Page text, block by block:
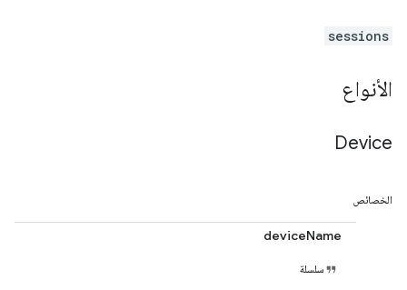
sessions
الأنواع
Device
الخصائص
deviceName
سلسلة